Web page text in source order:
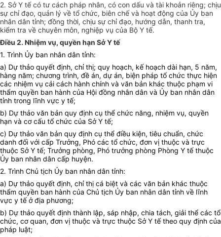
2. Sở Y tế có tư cách pháp nhân, có con dấu và tài khoản riêng; chịu
sự chỉ đạo, quản lý về tổ chức, biên chế và hoạt động của Ủy ban
nhân dân tỉnh; đồng thời, chịu sự chỉ đạo, hướng dẫn, thanh tra,
kiểm tra về chuyên môn, nghiệp vụ của Bộ Y tế.
Điều 2. Nhiệm vụ, quyền hạn Sở Y tế
1. Trình Ủy ban nhân dân tỉnh:
a) Dự thảo quyết định, chỉ thị; quy hoạch, kế hoạch dài hạn, 5 năm,
hàng năm; chương trình, đề án, dự án, biện pháp tổ chức thực hiện
các nhiệm vụ cải cách hành chính và văn bản khác thuộc phạm vi
thẩm quyền ban hành của Hội đồng nhân dân và Ủy ban nhân dân
tỉnh trong lĩnh vực y tế;
b) Dự thảo văn bản quy định cụ thể chức năng, nhiệm vụ, quyền
hạn và cơ cấu tổ chức của Sở Y tế;
c) Dự thảo văn bản quy định cụ thể điều kiện, tiêu chuẩn, chức
danh đối với cấp Trưởng, Phó các tổ chức, đơn vị thuộc và trực
thuộc Sở Y tế; Trưởng phòng, Phó trưởng phòng Phòng Y tế thuộc
Ủy ban nhân dân cấp huyện.
2. Trình Chủ tịch Ủy ban nhân dân tỉnh:
a) Dự thảo quyết định, chỉ thị cá biệt và các văn bản khác thuộc
thẩm quyền ban hành của Chủ tịch Ủy ban nhân dân tỉnh về lĩnh
vực y tế ở địa phương;
b) Dự thảo quyết định thành lập, sáp nhập, chia tách, giải thể các tổ
chức, cơ quan, đơn vị thuộc và trực thuộc Sở Y tế theo quy định của
pháp luật;